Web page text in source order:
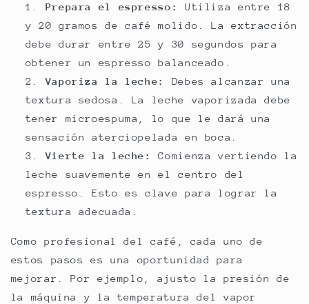
Prepara el espresso:
Utiliza entre 18
y 20 gramos de café molido. La extracción
debe durar entre 25 y 30 segundos para
obtener un espresso balanceado.
Vaporiza la leche:
Debes alcanzar una
textura sedosa. La leche vaporizada debe
tener microespuma, lo que le dará una
sensación aterciopelada en boca.
Vierte la leche:
Comienza vertiendo la
leche suavemente en el centro del
espresso. Esto es clave para lograr la
textura adecuada.
Como profesional del café, cada uno de
estos pasos es una oportunidad para
mejorar. Por ejemplo, ajusto la presión de
la máquina y la temperatura del vapor